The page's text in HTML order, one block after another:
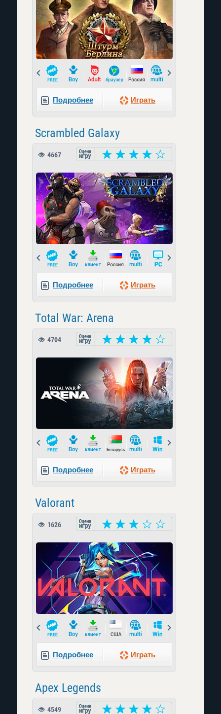
Prev
Подробнее Играть
Scrambled Galaxy
4667
Prev
Подробнее Играть
Total War: Arena
4704
Prev
Подробнее Играть
Valorant
1626
Prev
Подробнее Играть
Apex Legends
4549